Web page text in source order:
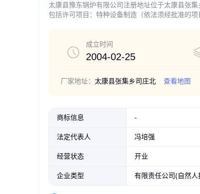
太康县豫东锅炉有限公司注册地址位于太康县张
包括许可项目：特种设备制造（依法须经批准的
成立时间
2004-02-25
厂家地址： 太康县张集乡司庄北 查看地图
商标信息 -
法定代表人 冯培强
经营状态 开业
企业类型 有限责任公司(自然人